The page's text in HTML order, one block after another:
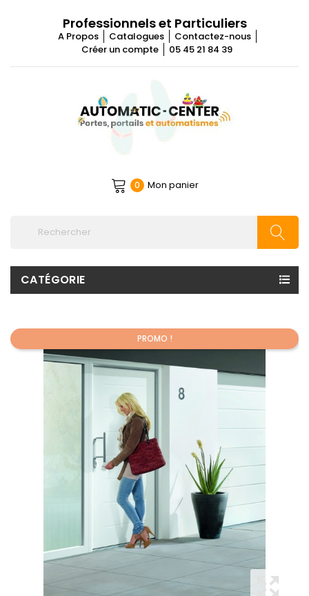
Professionnels et Particuliers
A Propos Catalogues
Contactez-nous
Créer un compte
05 45 21 84 39
0 Mon panier
CATÉGORIE
PROMO !
Promo !